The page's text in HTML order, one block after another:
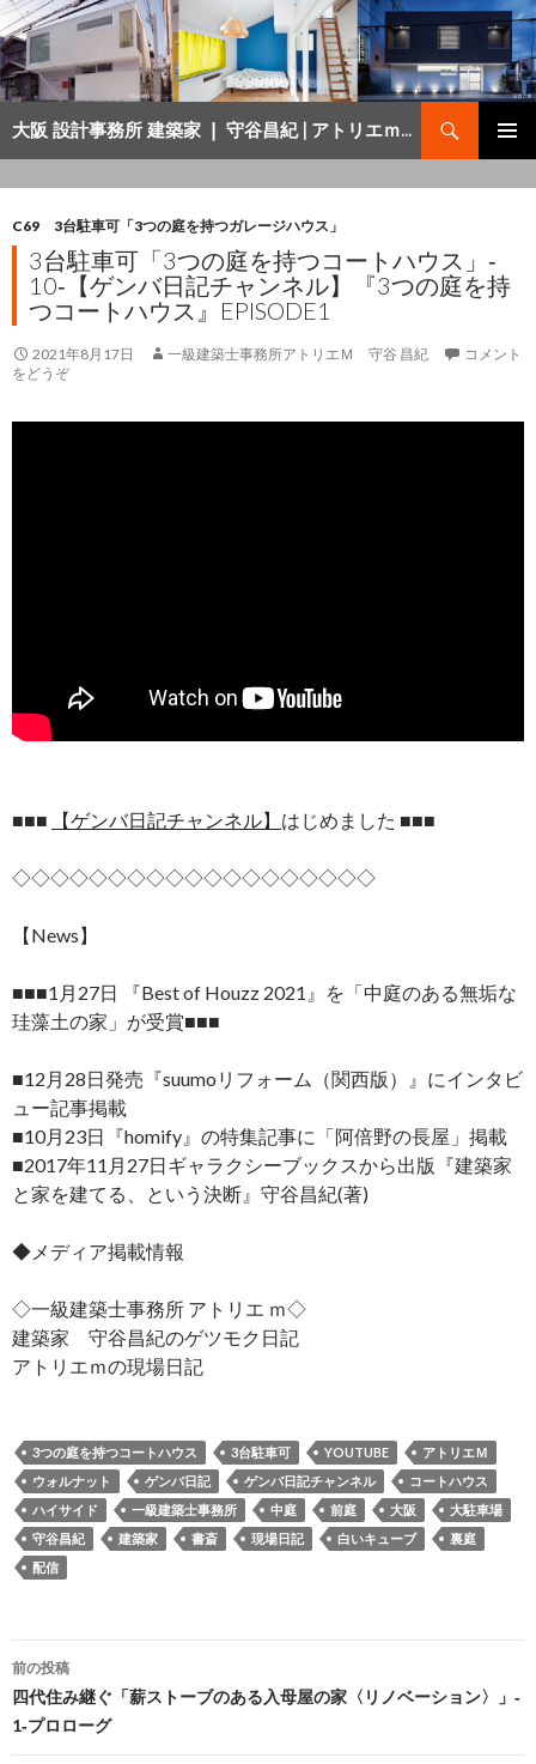
大阪 設計事務所 建築家 ❘ 守谷昌紀 | アトリエｍの現場日記 ❘ ゲンバ日記
索
ニュー
ン
ツ
動
C69 3台駐車可「3つの庭を持つガレージハウス」
3台駐車可「3つの庭を持つコートハウス」‐
10‐【ゲンバ日記チャンネル】『3つの庭を持
つコートハウス』EPISODE1
2021年8月17日 一級建築士事務所アトリエＭ 守谷 昌紀
コメント
をどうぞ
■■■ 【ゲンバ日記チャンネル】 はじめました ■■■
◇◇◇◇◇◇◇◇◇◇◇◇◇◇◇◇◇◇◇
【News】
■■■1月27日 『Best of Houzz 2021』を「中庭のある無垢な
珪藻土の家」が受賞■■■
■12月28日発売『suumoリフォーム（関西版）』にインタビ
ュー記事掲載
■10月23日『homify』の特集記事に「阿倍野の長屋」掲載
■2017年11月27日ギャラクシーブックスから出版『建築家
と家を建てる、という決断』守谷昌紀(著)
◆メディア掲載情報
◇一級建築士事務所 アトリエ ｍ◇
建築家 守谷昌紀のゲツモク日記
アトリエｍの現場日記
3つの庭を持つコートハウス 3台駐車可 YOUTUBE
アトリエＭ
ウォルナット
ゲンバ日記 ゲンバ日記チャンネル
コートハウス
ハイサイド
一級建築士事務所 中庭 前庭 大阪
大駐車場
守谷昌紀
建築家 書斎 現場日記 白いキューブ
裏庭
配信
投
稿
ナ
前の投稿
四代住み継ぐ「薪ストーブのある入母屋の家〈リノベーション〉」‐
1‐プロローグ